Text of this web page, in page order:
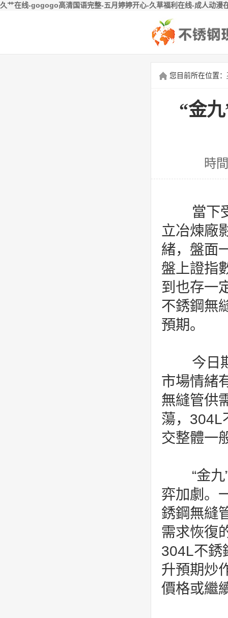
久艹在线-gogogo高清国语完整-五月婷婷开心-久草福利在线-成人动
您目前所在位置：
“金
時
當下
立冶煉廠
緒，盤面
盤上證指
到也存一
不銹鋼無
預期。
今日
市場情緒
無縫管供
蕩，304L
交整體一
“金九
弈加劇。
銹鋼無縫
需求恢復
304L不銹
升預期炒
價格或繼